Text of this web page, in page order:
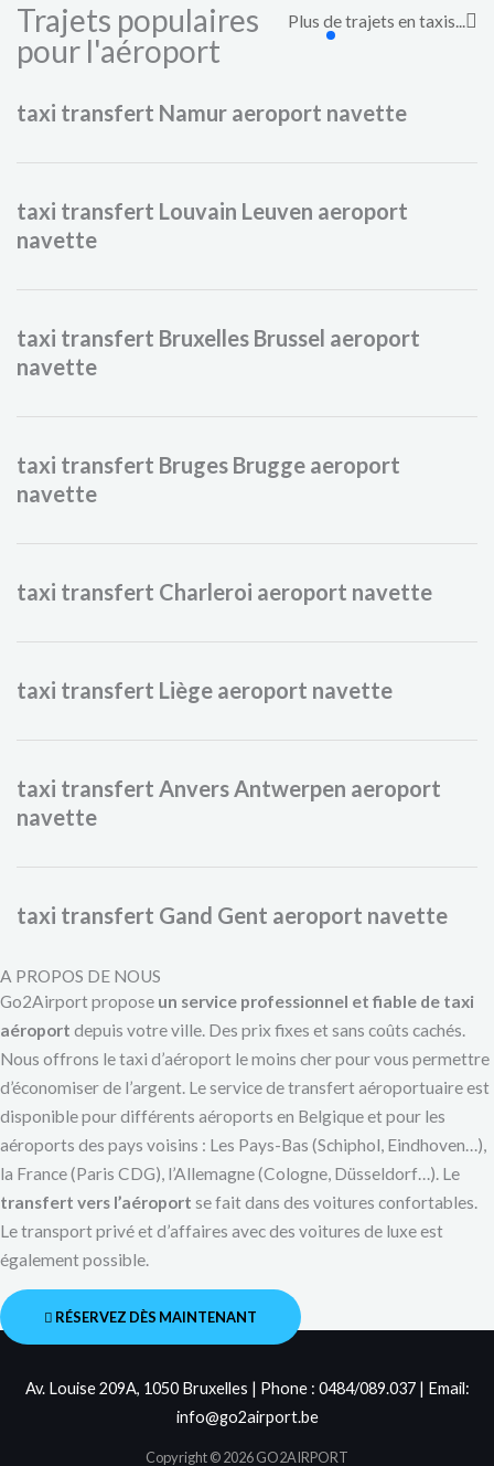
Trajets populaires
pour l'aéroport​
Plus de trajets en taxis...
taxi transfert Namur aeroport navette
taxi transfert Louvain Leuven aeroport
navette
taxi transfert Bruxelles Brussel aeroport
navette
taxi transfert Bruges Brugge aeroport
navette
taxi transfert Charleroi aeroport navette
taxi transfert Liège aeroport navette
taxi transfert Anvers Antwerpen aeroport
navette
taxi transfert Gand Gent aeroport navette
A PROPOS DE NOUS
Go2Airport propose un service professionnel et fiable de taxi
aéroport depuis votre ville. Des prix fixes et sans coûts cachés.
Nous offrons le taxi d’aéroport le moins cher pour vous permettre
d’économiser de l’argent. Le service de transfert aéroportuaire est
disponible pour différents aéroports en Belgique et pour les
aéroports des pays voisins : Les Pays-Bas (Schiphol, Eindhoven…),
la France (Paris CDG), l’Allemagne (Cologne, Düsseldorf…). Le
transfert vers l’aéroport se fait dans des voitures confortables.
Le transport privé et d’affaires avec des voitures de luxe est
également possible.
RÉSERVEZ DÈS MAINTENANT
Av. Louise 209A, 1050 Bruxelles | Phone : 0484/089.037 | Email:
info@go2airport.be
Copyright © 2026 GO2AIRPORT